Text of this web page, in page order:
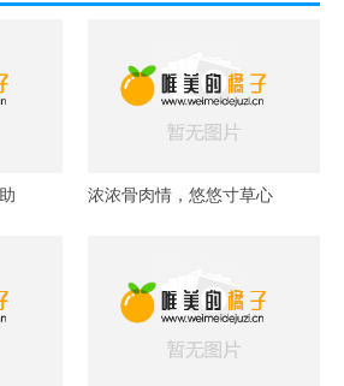
浓浓骨肉情，悠悠寸草心